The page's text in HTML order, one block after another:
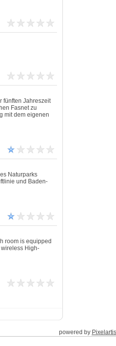
fünften Jahreszeit
Fasnet zu
mit dem eigenen
Naturparks
und Baden-
room is equipped
High-
powered by